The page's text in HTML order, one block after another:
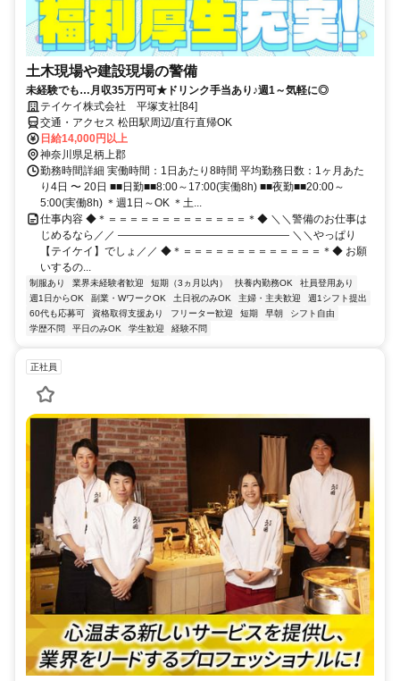
土木現場や建設現場の警備
未経験でも…月収35万円可★ドリンク手当あり♪週1～気軽に◎
テイケイ株式会社 平塚支社[84]
交通・アクセス 松田駅周辺/直行直帰OK
日給14,000円以上
神奈川県足柄上郡
勤務時間詳細 実働時間：1日あたり8時間 平均勤務日数：1ヶ月あた
り4日 〜 20日 ■■日勤■■8:00～17:00(実働8h) ■■夜勤■■20:00～
5:00(実働8h) ＊週1日～OK ＊土...
仕事内容 ◆＊＝＝＝＝＝＝＝＝＝＝＝＝＝＊◆ ＼＼警備のお仕事は
じめるなら／／ ―――――――――――――――― ＼＼やっぱり
【テイケイ】でしょ／／ ◆＊＝＝＝＝＝＝＝＝＝＝＝＝＝＊◆ お願
いするの...
制服あり 業界未経験者歓迎 短期（3ヵ月以内） 扶養内勤務OK
社員登用あり
週1日からOK
副業・WワークOK 土日祝のみOK 主婦・主夫歓迎
週1シフト提出
60代も応募可
資格取得支援あり フリーター歓迎 短期 早朝
シフト自由
学歴不問
平日のみOK 学生歓迎 経験不問
正社員